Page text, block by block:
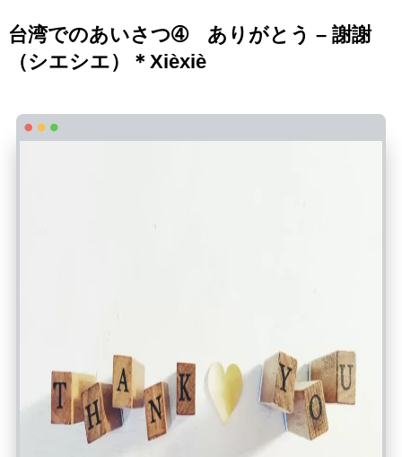
台湾でのあいさつ➃ ありがとう – 謝謝
（シエシエ）＊ Xièxiè